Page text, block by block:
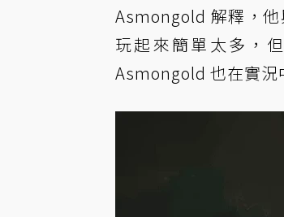
Asmongold 解釋，
玩起來簡單太多，
Asmongold 也在實況